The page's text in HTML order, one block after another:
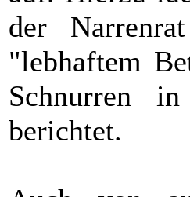
der
"lebhaftem
Schnurren
berichtet.